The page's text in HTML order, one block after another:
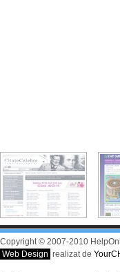
Copyright © 2007-2010
Web Design realizat de